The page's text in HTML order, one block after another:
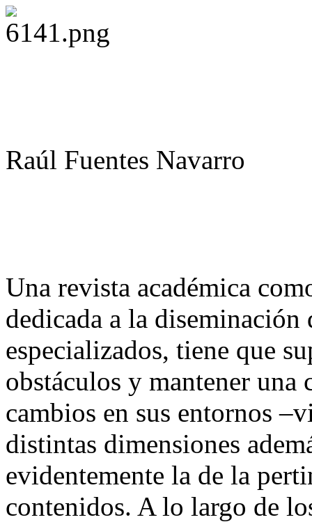
Raúl Fuentes Navarro
Una revista académica
dedicada a la
especializados, tiene que
obstáculos y mantener una
cambios en sus entornos
distintas dimensiones
evidentemente la de la
contenidos. A lo largo de